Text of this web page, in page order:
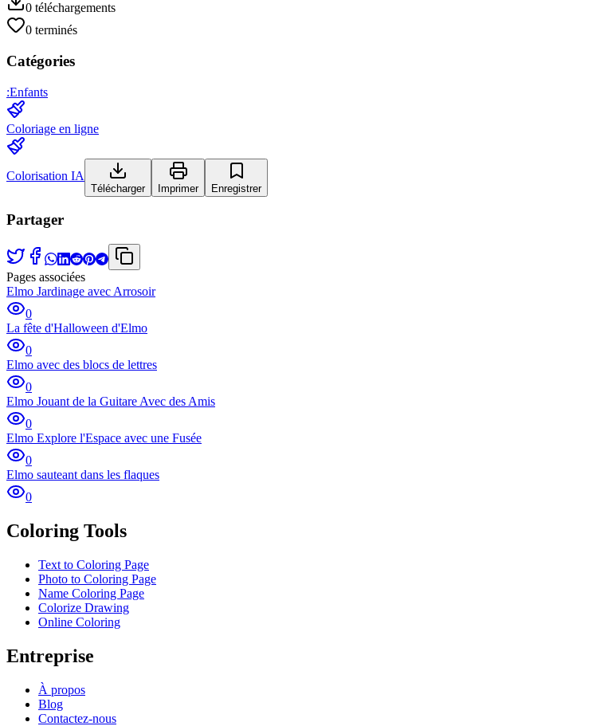
0 téléchargements
0 terminés
Catégories
:Enfants
Coloriage en ligne
Colorisation IA
Télécharger Imprimer Enregistrer
Partager
Pages associées
Elmo Jardinage avec Arrosoir
0
La fête d'Halloween d'Elmo
0
Elmo avec des blocs de lettres
0
Elmo Jouant de la Guitare Avec des Amis
0
Elmo Explore l'Espace avec une Fusée
0
Elmo sauteant dans les flaques
0
Coloring Tools
Text to Coloring Page
Photo to Coloring Page
Name Coloring Page
Colorize Drawing
Online Coloring
Entreprise
À propos
Blog
Contactez-nous